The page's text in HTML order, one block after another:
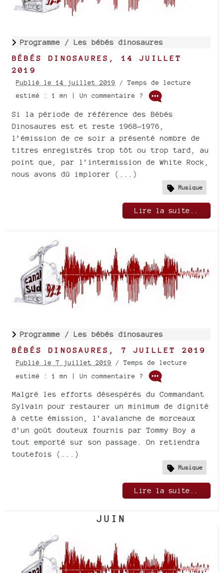
Programme / Les bébés dinosaures
BÉBÉS DINOSAURES, 14 JUILLET
2019
Publié le 14 juillet 2019 / Temps de lecture
estimé : 1 mn | Un commentaire ?
Si la période de référence des Bébés
Dinosaures est et reste 1968—1976,
l’émission de ce soir a présenté nombre de
titres enregistrés trop tôt ou trop tard, au
point que, par l’intermission de White Rock,
nous avons dû implorer (...)
Musique
Lire la suite..
Programme / Les bébés dinosaures
BÉBÉS DINOSAURES, 7 JUILLET 2019
Publié le 7 juillet 2019 / Temps de lecture
estimé : 1 mn | Un commentaire ?
Malgré les efforts désespérés du Commandant
Sylvain pour restaurer un minimum de dignité
à cette émission, l’avalanche de morceaux
d’un goût douteux fournis par Tommy Boy a
tout emporté sur son passage. On retiendra
toutefois (...)
Musique
Lire la suite..
JUIN